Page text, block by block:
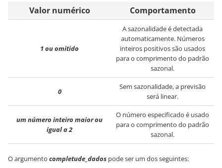
Valor numérico Comportamento
1 ou omitido
A sazonalidade é detectada
automaticamente. Números
inteiros positivos são usados
para o comprimento do padrão
sazonal.
0
Sem sazonalidade, a previsão
será linear.
um número inteiro maior ou
igual a 2
O número especificado é usado
para o comprimento do padrão
sazonal.
O argumento completude_dados pode ser um dos seguintes: